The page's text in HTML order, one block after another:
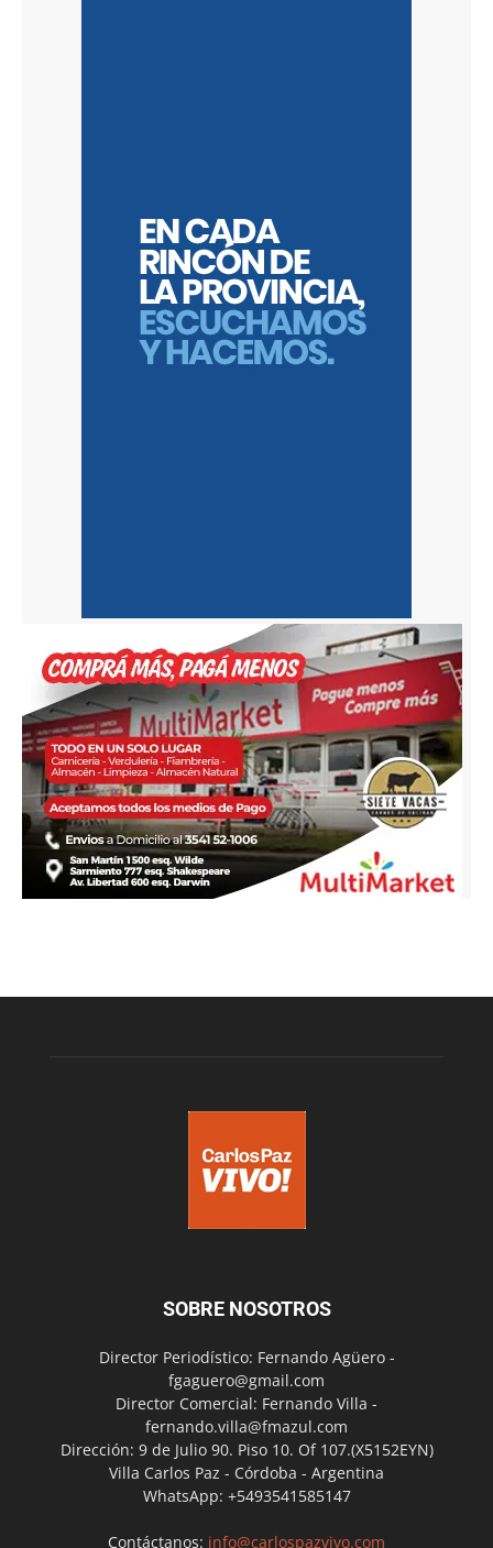
SOBRE NOSOTROS
Director Periodístico: Fernando Agüero -
fgaguero@gmail.com
Director Comercial: Fernando Villa -
fernando.villa@fmazul.com
Dirección: 9 de Julio 90. Piso 10. Of 107.(X5152EYN)
Villa Carlos Paz - Córdoba - Argentina
WhatsApp: +5493541585147
Contáctanos: info@carlospazvivo.com